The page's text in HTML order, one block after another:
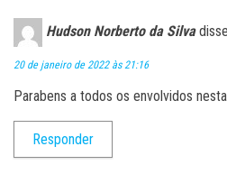
Hudson Norberto da Silva
20 de janeiro de 2022 às 21:16
Parabens a todos os envolvidos
Responder